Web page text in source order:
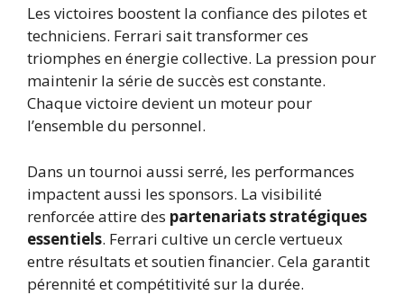
Les victoires boostent la confiance des pilotes et
techniciens. Ferrari sait transformer ces
triomphes en énergie collective. La pression pour
maintenir la série de succès est constante.
Chaque victoire devient un moteur pour
l’ensemble du personnel.
Dans un tournoi aussi serré, les performances
impactent aussi les sponsors. La visibilité
renforcée attire des partenariats stratégiques
essentiels. Ferrari cultive un cercle vertueux
entre résultats et soutien financier. Cela garantit
pérennité et compétitivité sur la durée.